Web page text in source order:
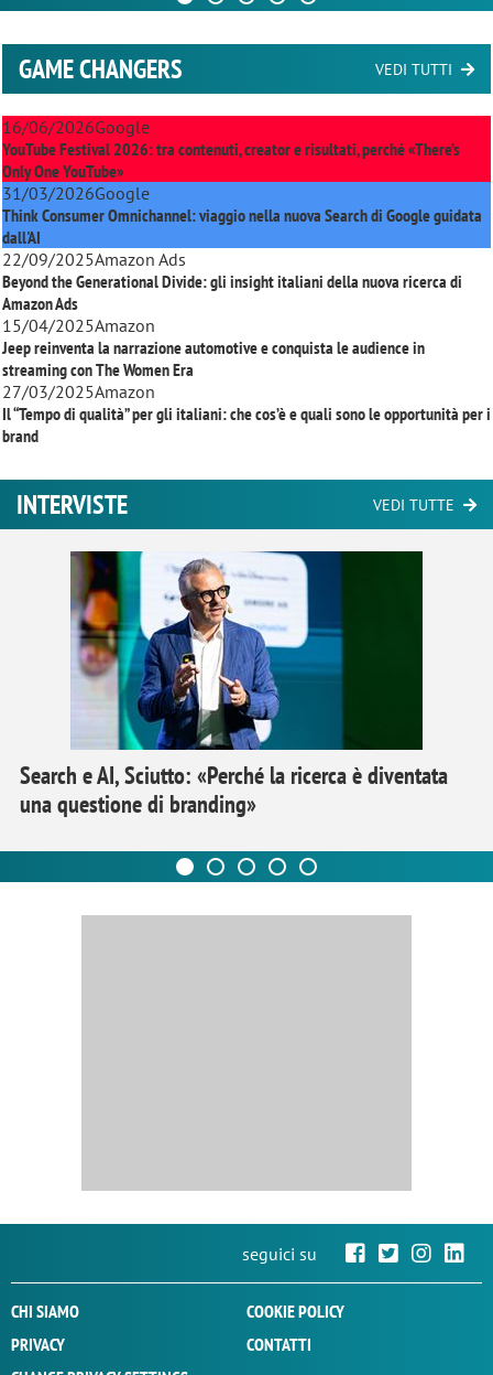
GAME CHANGERS VEDI TUTTI
16/06/2026Google
YouTube Festival 2026: tra contenuti, creator e risultati, perché «There’s
Only One YouTube»
31/03/2026Google
Think Consumer Omnichannel: viaggio nella nuova Search di Google guidata
dall'AI
22/09/2025Amazon Ads
Beyond the Generational Divide: gli insight italiani della nuova ricerca di
Amazon Ads
15/04/2025Amazon
Jeep reinventa la narrazione automotive e conquista le audience in
streaming conThe Women Era
27/03/2025Amazon
Il “Tempo di qualità” per gli italiani: che cos’è e quali sono le opportunità per i
brand
INTERVISTE VEDI TUTTE
Search e AI, Sciutto: «Perché la ricerca è diventata
una questione di branding»
seguici su
CHI SIAMO
COOKIE POLICY
PRIVACY
CONTATTI